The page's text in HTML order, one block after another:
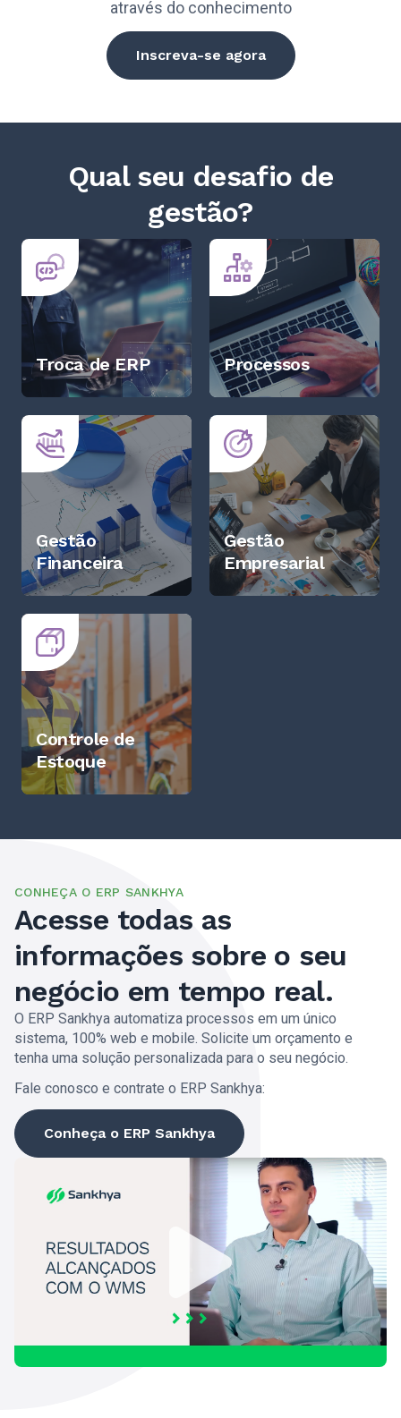
através do conhecimento
Inscreva-se agora
Qual seu desafio de
gestão?
Troca de ERP Processos
Gestão
Financeira
Gestão
Empresarial
Controle de
Estoque
CONHEÇA O ERP SANKHYA
Acesse todas as
informações sobre o seu
negócio em tempo real.
O ERP Sankhya automatiza processos em um único
sistema, 100% web e mobile. Solicite um orçamento e
tenha uma solução personalizada para o seu negócio.
Fale conosco e contrate o ERP Sankhya:
Conheça o ERP Sankhya